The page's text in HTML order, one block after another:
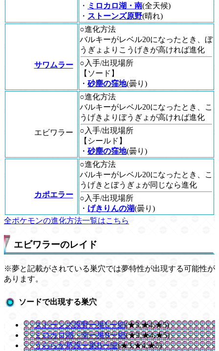
・ ミロカロ湖・南(全天候)
・ ストーンズ原野(晴れ)
サワムラー
○進化方法
バルキーがレベル20になったとき、ぼ
うぎょよりこうげきが高ければ進化
○入手/出現場所
【ソード】
・ 砂塵の窪地(曇り)
エビワラー
○進化方法
バルキーがレベル20になったとき、こ
うげきよりぼうぎょが高ければ進化
○入手/出現場所
【シールド】
・ 砂塵の窪地(曇り)
カポエラー
○進化方法
バルキーがレベル20になったとき、こ
うげきとぼうぎょが同じなら進化
○入手/出現場所
・ げきりんの湖(曇り)
全ポケモンの進化方法一覧はこちら
エビワラーのレイド
※夢と記載がされている巣穴では夢特性が出現する可能性が
あります。
ソードで出現する巣穴
ストーンズ原野ー巣Lー細(★3,★4,★5)
ミロカロ湖・南ー巣Bー細(★3,★4,★5)
うららか草原ー巣Bー細(★3,★4,★5)